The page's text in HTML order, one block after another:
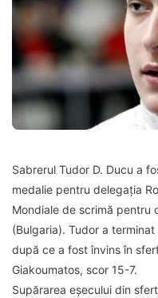
Sabrerul Tudor D. Ducu a
medalie pentru delegația
Mondiale de scrimă pentru
(Bulgaria). Tudor a
după ce a fost învins în
Giakoumatos, scor 15-7.
Supărarea eșecului din